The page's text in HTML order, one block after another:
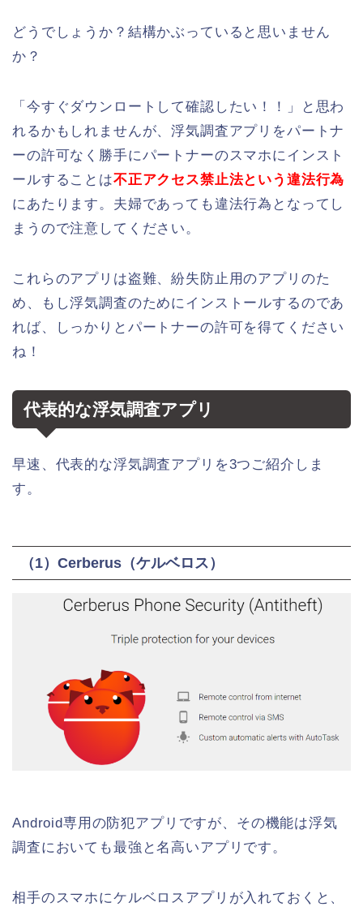
どうでしょうか？結構かぶっていると思いません
か？
「今すぐダウンロートして確認したい！！」と思わ
れるかもしれませんが、浮気調査アプリをパートナ
ーの許可なく勝手にパートナーのスマホにインスト
ールすることは不正アクセス禁止法という違法行為
にあたります。夫婦であっても違法行為となってし
まうので注意してください。
これらのアプリは盗難、紛失防止用のアプリのた
め、もし浮気調査のためにインストールするのであ
れば、しっかりとパートナーの許可を得てください
ね！
代表的な浮気調査アプリ
早速、代表的な浮気調査アプリを3つご紹介しま
す。
（1）Cerberus（ケルベロス）
Android専用の防犯アプリですが、その機能は浮気
調査においても最強と名高いアプリです。
相手のスマホにケルベロスアプリが入れておくと、